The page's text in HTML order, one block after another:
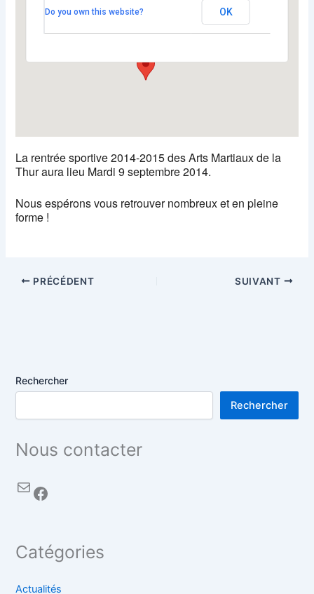
l'Ancienne piscine de Fellering
Grand-Rue - Fellering
Voir Évènements
Do you own this website? OK
La rentrée sportive 2014-2015 des Arts Martiaux de la
Thur aura lieu Mardi 9 septembre 2014.
Nous espérons vous retrouver nombreux et en pleine
forme !
PRÉCÉDENT SUIVANT
Rechercher
Rechercher
Nous contacter
Catégories
Actualités